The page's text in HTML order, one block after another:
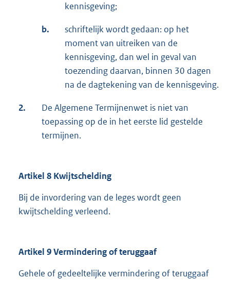
kennisgeving;
b.
schriftelijk wordt gedaan: op het
moment van uitreiken van de
kennisgeving, dan wel in geval van
toezending daarvan, binnen 30 dagen
na de dagtekening van de kennisgeving.
2.
De Algemene Termijnenwet is niet van
toepassing op de in het eerste lid gestelde
termijnen.
Artikel 8 Kwijtschelding
Bij de invordering van de leges wordt geen
kwijtschelding verleend.
Artikel 9 Vermindering of teruggaaf
Gehele of gedeeltelijke vermindering of teruggaaf